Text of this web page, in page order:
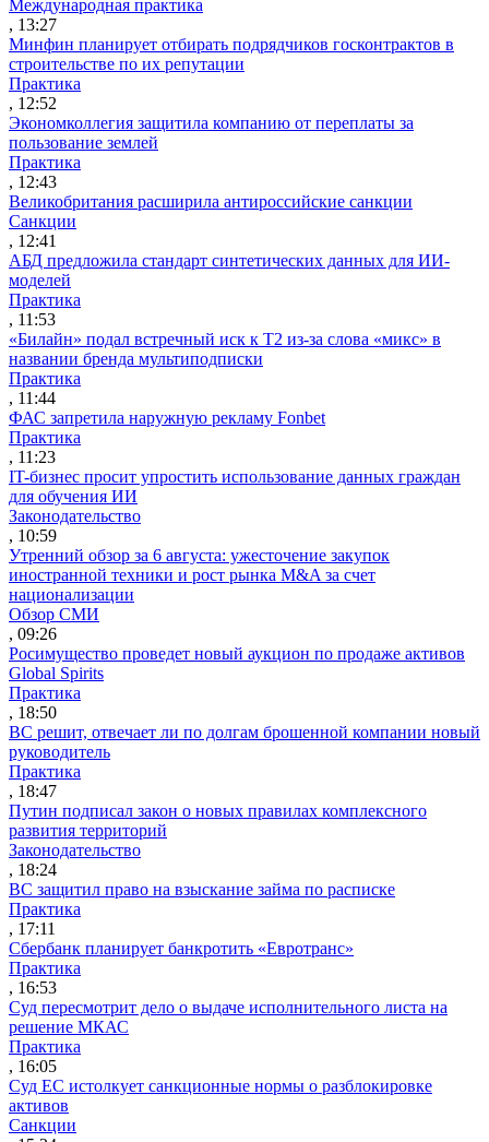
Международная практика
, 13:27
Минфин планирует отбирать подрядчиков госконтрактов в
строительстве по их репутации
Практика
, 12:52
Экономколлегия защитила компанию от переплаты за
пользование землей
Практика
, 12:43
Великобритания расширила антироссийские санкции
Санкции
, 12:41
АБД предложила стандарт синтетических данных для ИИ-
моделей
Практика
, 11:53
«Билайн» подал встречный иск к Т2 из-за слова «микс» в
названии бренда мультиподписки
Практика
, 11:44
ФАС запретила наружную рекламу Fonbet
Практика
, 11:23
IT-бизнес просит упростить использование данных граждан
для обучения ИИ
Законодательство
, 10:59
Утренний обзор за 6 августа: ужесточение закупок
иностранной техники и рост рынка M&A за счет
национализации
Обзор СМИ
, 09:26
Росимущество проведет новый аукцион по продаже активов
Global Spirits
Практика
, 18:50
ВС решит, отвечает ли по долгам брошенной компании новый
руководитель
Практика
, 18:47
Путин подписал закон о новых правилах комплексного
развития территорий
Законодательство
, 18:24
ВС защитил право на взыскание займа по расписке
Практика
, 17:11
Сбербанк планирует банкротить «Евротранс»
Практика
, 16:53
Суд пересмотрит дело о выдаче исполнительного листа на
решение МКАС
Практика
, 16:05
Суд ЕС истолкует санкционные нормы о разблокировке
активов
Санкции